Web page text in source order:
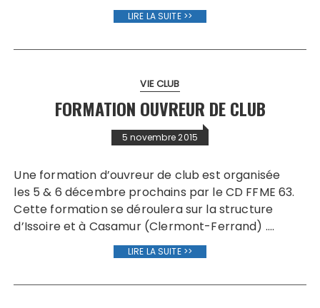
LIRE LA SUITE >>
VIE CLUB
FORMATION OUVREUR DE CLUB
5 novembre 2015
Une formation d’ouvreur de club est organisée
les 5 & 6 décembre prochains par le CD FFME 63.
Cette formation se déroulera sur la structure
d’Issoire et à Casamur (Clermont-Ferrand) ….
LIRE LA SUITE >>